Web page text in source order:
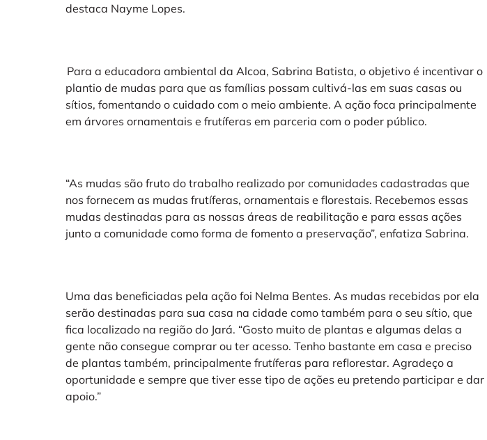
destaca Nayme Lopes.
Para a educadora ambiental da Alcoa, Sabrina Batista, o objetivo é incentivar o
plantio de mudas para que as famílias possam cultivá-las em suas casas ou
sítios, fomentando o cuidado com o meio ambiente. A ação foca principalmente
em árvores ornamentais e frutíferas em parceria com o poder público.
“As mudas são fruto do trabalho realizado por comunidades cadastradas que
nos fornecem as mudas frutíferas, ornamentais e florestais. Recebemos essas
mudas destinadas para as nossas áreas de reabilitação e para essas ações
junto a comunidade como forma de fomento a preservação”, enfatiza Sabrina.
Uma das beneficiadas pela ação foi Nelma Bentes. As mudas recebidas por ela
serão destinadas para sua casa na cidade como também para o seu sítio, que
fica localizado na região do Jará. “Gosto muito de plantas e algumas delas a
gente não consegue comprar ou ter acesso. Tenho bastante em casa e preciso
de plantas também, principalmente frutíferas para reflorestar. Agradeço a
oportunidade e sempre que tiver esse tipo de ações eu pretendo participar e dar
apoio.”